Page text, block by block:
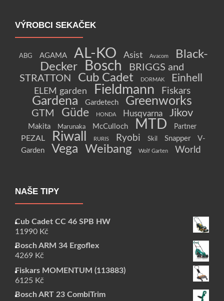
VÝROBCI SEKAČEK
ABG AGAMA AL-KO Asist Avacom
Black-
Decker
Bosch
BRIGGS and
STRATTON
Cub Cadet DORMAK Einhell
ELEM garden Fieldmann Fiskars
Gardena Gardetech Greenworks
GTM Güde HONDA Husqvarna Jikov
Makita Marunaka McCulloch MTD Partner
PEZAL Riwall RURIS Ryobi Skil Snapper
V-
Garden
Vega Weibang Wolf Garten World
NAŠE TIPY
Cub Cadet CC 46 SPB HW
11990 Kč
Bosch ARM 34 Ergoflex
4269 Kč
Fiskars MOMENTUM (113883)
6125 Kč
Bosch ART 23 CombiTrim